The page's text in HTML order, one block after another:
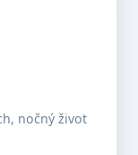
nočný život